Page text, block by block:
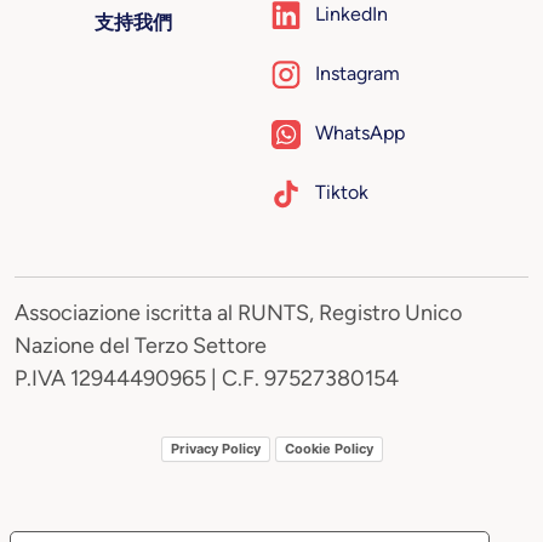
支持我們 LinkedIn
Instagram
WhatsApp
Tiktok
Associazione iscritta al RUNTS, Registro Unico
Nazione del Terzo Settore
P.IVA 12944490965 | C.F. 97527380154
Privacy Policy Cookie Policy